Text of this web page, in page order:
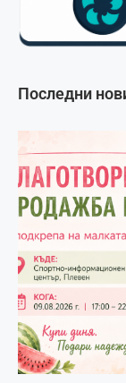
Последни